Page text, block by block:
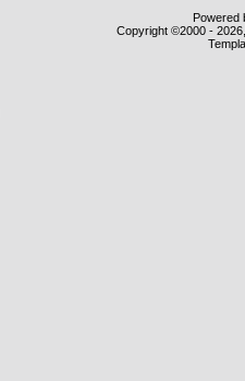
Powered
Copyright ©2000 -